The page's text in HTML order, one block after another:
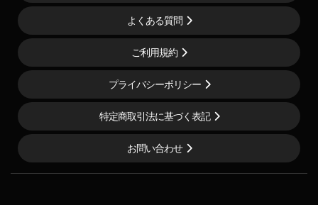
よくある質問
ご利用規約
プライバシーポリシー
特定商取引法に基づく表記
お問い合わせ